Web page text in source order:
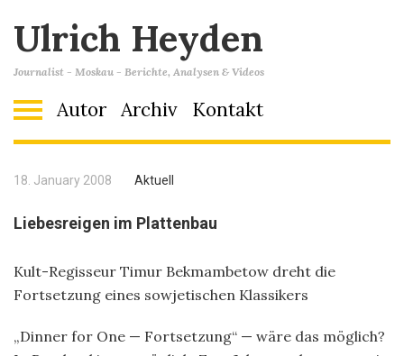
Ulrich Heyden
Journalist - Moskau - Berichte, Analysen & Videos
Autor Archiv Kontakt
18. January 2008 Aktuell
Liebesreigen im Plattenbau
Kult-Regisseur Timur Bekmambetow dreht die
Fortsetzung eines sowjetischen Klassikers
„Dinner for One — Fortsetzung“ — wäre das möglich?